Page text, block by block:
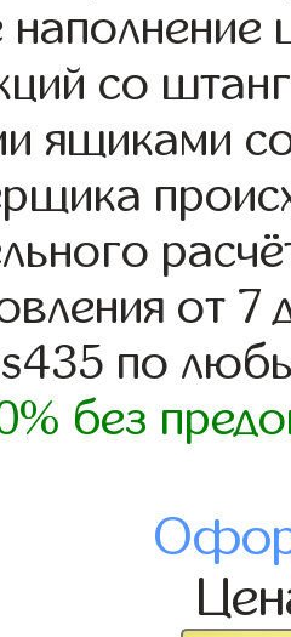
со
ящиками
от 7
по
без